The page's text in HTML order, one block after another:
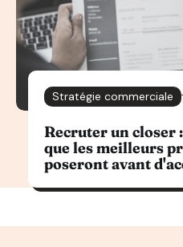
Stratégie commerciale
Recruter un closer
que les meilleurs
poseront avant